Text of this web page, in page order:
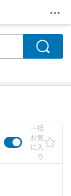
メ
検索
一括
お気
に入
り